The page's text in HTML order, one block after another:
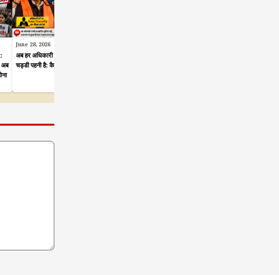
अब
June 28, 2026
अब हर अधिकारी कहता है, मैंने भी आरएसएस की
चड्डी पहनी है: कैलाश विजयवर्गीय